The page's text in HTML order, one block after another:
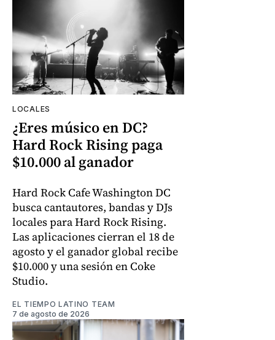
LOCALES
¿Eres músico en DC?
Hard Rock Rising paga
$10.000 al ganador
Hard Rock Cafe Washington DC
busca cantautores, bandas y DJs
locales para Hard Rock Rising.
Las aplicaciones cierran el 18 de
agosto y el ganador global recibe
$10.000 y una sesión en Coke
Studio.
EL TIEMPO LATINO TEAM
7 de agosto de 2026